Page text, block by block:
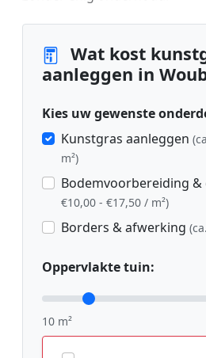
Wat kost
aanleggen in
Kies uw gewenste
Kunstgras aanleggen
m²)
Bodemvoorbereiding &
€10,00 - €17,50 / m²)
Borders & afwerking
Oppervlakte tuin:
10 m²